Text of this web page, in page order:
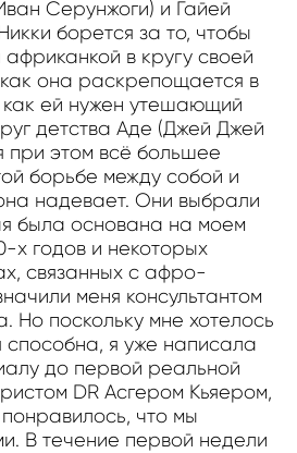
Серунжоги) и Гайей
борется за то, чтобы
в кругу своей
она раскрепощается в
ей нужен утешающий
детства Аде (Джей Джей
при этом всё большее
борьбе между собой и
надевает. Они выбрали
была основана на моем
х годов и некоторых
связанных с афро-
меня консультантом
Но поскольку мне хотелось
способна, я уже написала
до первой реальной
DR Асгером Кьяером,
что мы
В течение первой недели